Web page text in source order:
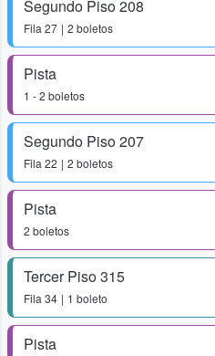
Segundo Piso 208
Fila 27 2 boletos
Pista
1 - 2 boletos
Segundo Piso 207
Fila 22 2 boletos
Pista
2 boletos
Tercer Piso 315
Fila 34 1 boleto
Pista